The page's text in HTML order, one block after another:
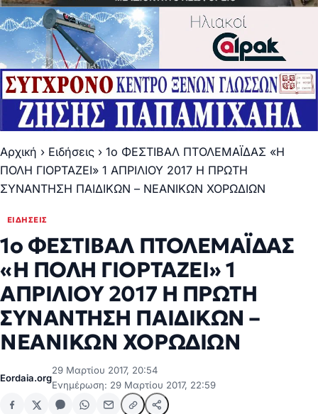
Αρχική › Ειδήσεις › 1ο ΦΕΣΤΙΒΑΛ ΠΤΟΛΕΜΑΪΔΑΣ «Η
ΠΟΛΗ ΓΙΟΡΤΑΖΕΙ» 1 ΑΠΡΙΛΙΟΥ 2017 Η ΠΡΩΤΗ
ΣΥΝΑΝΤΗΣΗ ΠΑΙΔΙΚΩΝ – ΝΕΑΝΙΚΩΝ ΧΟΡΩΔΙΩΝ
ΕΙΔΉΣΕΙΣ
1ο ΦΕΣΤΙΒΑΛ ΠΤΟΛΕΜΑΪΔΑΣ
«Η ΠΟΛΗ ΓΙΟΡΤΑΖΕΙ» 1
ΑΠΡΙΛΙΟΥ 2017 Η ΠΡΩΤΗ
ΣΥΝΑΝΤΗΣΗ ΠΑΙΔΙΚΩΝ –
ΝΕΑΝΙΚΩΝ ΧΟΡΩΔΙΩΝ
Eordaia.org
29 Μαρτίου 2017, 20:54
Ενημέρωση: 29 Μαρτίου 2017, 22:59